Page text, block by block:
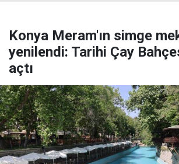
Konya Meram'ın simge
yenilendi: Tarihi Çay
açtı